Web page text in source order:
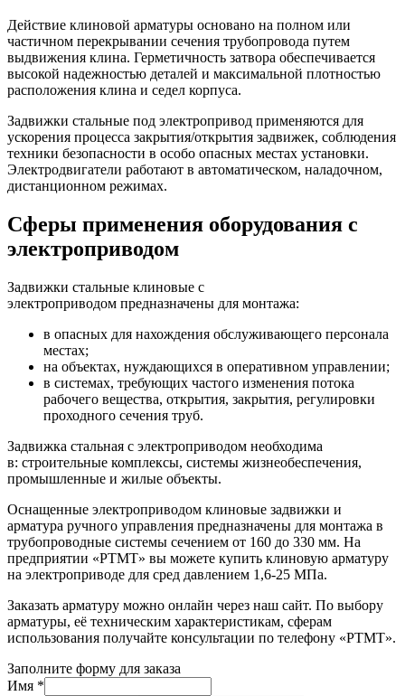
Действие клиновой арматуры основано на полном или
частичном перекрывании сечения трубопровода путем
выдвижения клина. Герметичность затвора обеспечивается
высокой надежностью деталей и максимальной плотностью
расположения клина и седел корпуса.
Задвижки стальные под электропривод применяются для
ускорения процесса закрытия/открытия задвижек, соблюдения
техники безопасности в особо опасных местах установки.
Электродвигатели работают в автоматическом, наладочном,
дистанционном режимах.
Сферы применения оборудования с
электроприводом
Задвижки стальные клиновые с
электроприводом предназначены для монтажа:
в опасных для нахождения обслуживающего персонала
местах;
на объектах, нуждающихся в оперативном управлении;
в системах, требующих частого изменения потока
рабочего вещества, открытия, закрытия, регулировки
проходного сечения труб.
Задвижка стальная с электроприводом необходима
в: строительные комплексы, системы жизнеобеспечения,
промышленные и жилые объекты.
Оснащенные электроприводом клиновые задвижки и
арматура ручного управления предназначены для монтажа в
трубопроводные системы сечением от 160 до 330 мм. На
предприятии «РТМТ» вы можете купить клиновую арматуру
на электроприводе для сред давлением 1,6-25 МПа.
Заказать арматуру можно онлайн через наш сайт. По выбору
арматуры, её техническим характеристикам, сферам
использования получайте консультации по телефону «РТМТ».
Заполните форму для заказа
Имя *